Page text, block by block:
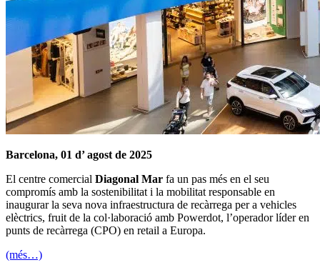
Barcelona, 01 d’ agost de 2025
El centre comercial Diagonal Mar fa un pas més en el seu
compromís amb la sostenibilitat i la mobilitat responsable en
inaugurar la seva nova infraestructura de recàrrega per a vehicles
elèctrics, fruit de la col·laboració amb Powerdot, l’operador líder en
punts de recàrrega (CPO) en retail a Europa.
(més…)